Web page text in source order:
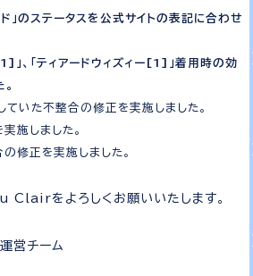
」のステータスを公式サイトの表記に合わせ
」、「ティアードウィズィー[1]」着用時の効
いた不整合の修正を実施しました。
施しました。
修正を実施しました。
をよろしくお願いいたします。
チーム